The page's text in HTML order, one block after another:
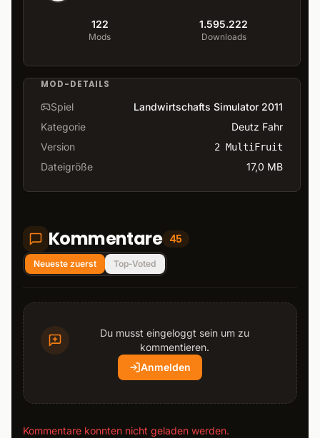
122
Mods
1.595.222
Downloads
MOD-DETAILS
Spiel
Landwirtschafts Simulator 2011
Kategorie
Deutz Fahr
Version
2 MultiFruit
Dateigröße 17,0 MB
Kommentare 45
Neueste zuerst Top-Voted
Du musst eingeloggt sein um zu
kommentieren.
Anmelden
Kommentare konnten nicht geladen werden.